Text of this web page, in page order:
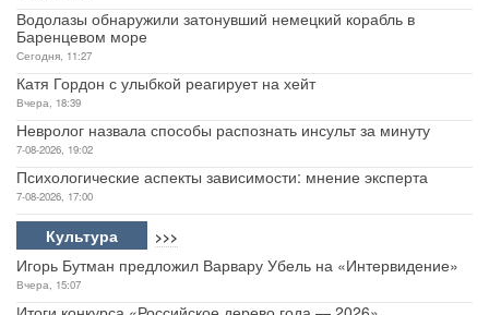
Водолазы обнаружили затонувший немецкий корабль в
Баренцевом море
Сегодня, 11:27
Катя Гордон с улыбкой реагирует на хейт
Вчера, 18:39
Невролог назвала способы распознать инсульт за минуту
7-08-2026, 19:02
Психологические аспекты зависимости: мнение эксперта
7-08-2026, 17:00
Культура >>>
Игорь Бутман предложил Варвару Убель на «Интервидение»
Вчера, 15:07